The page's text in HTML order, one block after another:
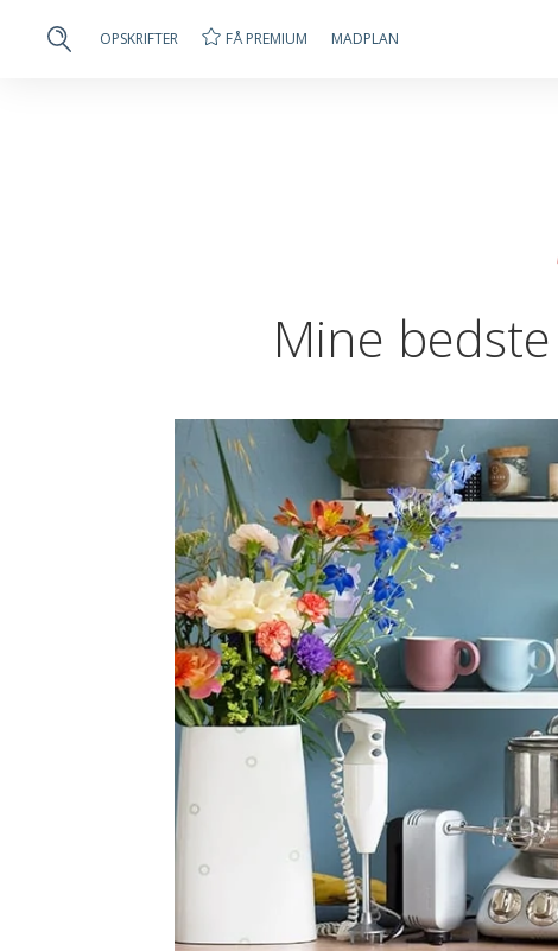
OPSKRIFTER FÅ PREMIUM MADPLAN
Mine